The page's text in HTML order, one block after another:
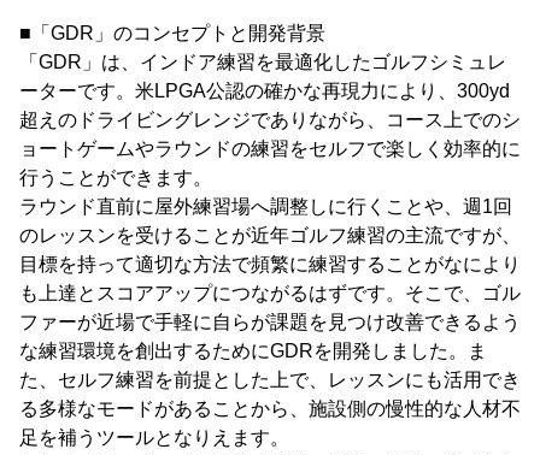
■「GDR」のコンセプトと開発背景
「GDR」は、インドア練習を最適化したゴルフシミュレ
ーターです。米LPGA公認の確かな再現力により、300yd
超えのドライビングレンジでありながら、コース上でのシ
ョートゲームやラウンドの練習をセルフで楽しく効率的に
行うことができます。
ラウンド直前に屋外練習場へ調整しに行くことや、週1回
のレッスンを受けることが近年ゴルフ練習の主流ですが、
目標を持って適切な方法で頻繁に練習することがなにより
も上達とスコアアップにつながるはずです。そこで、ゴル
ファーが近場で手軽に自らが課題を見つけ改善できるよう
な練習環境を創出するためにGDRを開発しました。ま
た、セルフ練習を前提とした上で、レッスンにも活用でき
る多様なモードがあることから、施設側の慢性的な人材不
足を補うツールとなりえます。